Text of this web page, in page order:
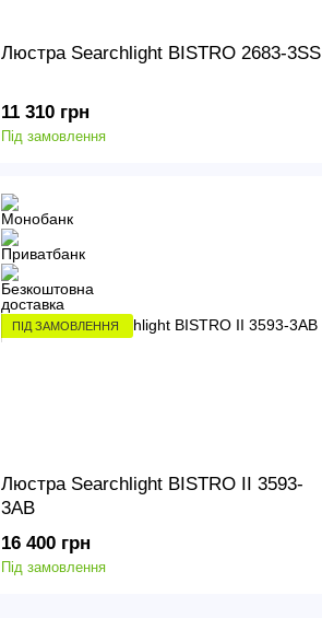
Люстра Searchlight BISTRO 2683-3SS
11 310 грн
Під замовлення
ПІД ЗАМОВЛЕННЯ
Люстра Searchlight BISTRO II 3593-
3AB
16 400 грн
Під замовлення